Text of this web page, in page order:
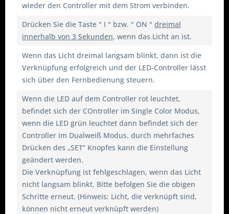
wieder den Controller mit dem Strom verbinden.
Drücken Sie die Taste " I " bzw. " ON " dreimal
innerhalb von 3 Sekunden, wenn das Licht an ist.
Wenn das Licht dreimal langsam blinkt, dann ist die
Verknüpfung erfolgreich und der LED-Controller lässt
sich über den Fernbedienung steuern.
Wenn die LED auf dem Controller rot leuchtet,
befindet sich der COntroller im Single Color Modus,
wenn die LED grün leuchtet dann befindet sich der
Controller im Dualweiß Modus. durch mehrfaches
Drücken des „SET“ Knopfes kann die Einstellung
geändert werden.
Die Verknüpfung ist fehlgeschlagen, wenn das Licht
nicht langsam blinkt. Bitte befolgen Sie die obigen
Schritte erneut. (Hinweis: Licht, die verknüpft sind,
können nicht erneut verknüpft werden)